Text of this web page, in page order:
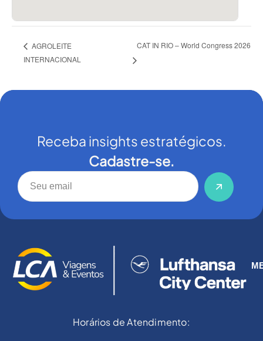
AGROLEITE
INTERNACIONAL
CAT IN RIO – World Congress 2026
Receba insights estratégicos.
Cadastre-se.
Horários de Atendimento: